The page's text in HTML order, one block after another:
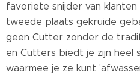
favoriete snijder van klanten
tweede plaats gekruide
geen Cutter zonder de
en Cutters biedt je zijn heel
waarmee je ze kunt